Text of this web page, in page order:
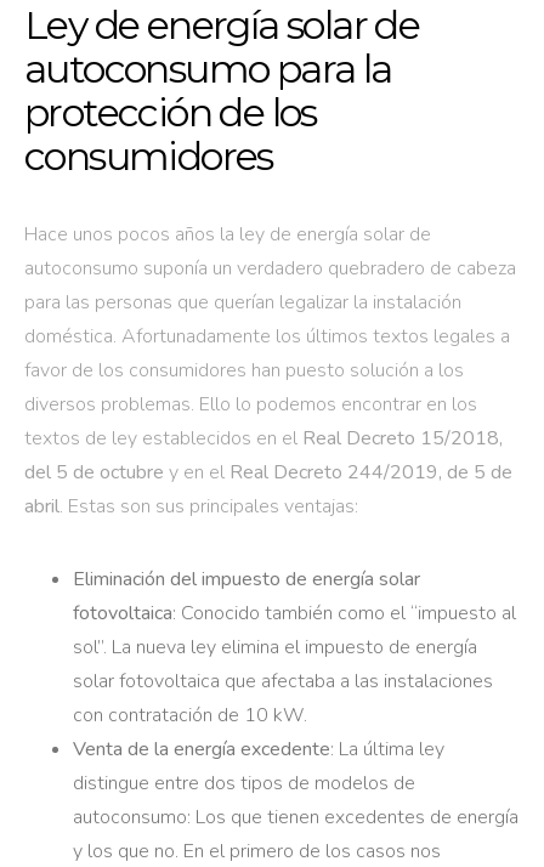
Ley de energía solar de
autoconsumo para la
protección de los
consumidores
Hace unos pocos años la ley de energía solar de
autoconsumo suponía un verdadero quebradero de cabeza
para las personas que querían legalizar la instalación
doméstica. Afortunadamente los últimos textos legales a
favor de los consumidores han puesto solución a los
diversos problemas. Ello lo podemos encontrar en los
textos de ley establecidos en el Real Decreto 15/2018,
del 5 de octubre y en el Real Decreto 244/2019, de 5 de
abril. Estas son sus principales ventajas:
Eliminación del impuesto de energía solar
fotovoltaica: Conocido también como el “impuesto al
sol”. La nueva ley elimina el impuesto de energía
solar fotovoltaica que afectaba a las instalaciones
con contratación de 10 kW.
Venta de la energía excedente: La última ley
distingue entre dos tipos de modelos de
autoconsumo: Los que tienen excedentes de energía
y los que no. En el primero de los casos nos